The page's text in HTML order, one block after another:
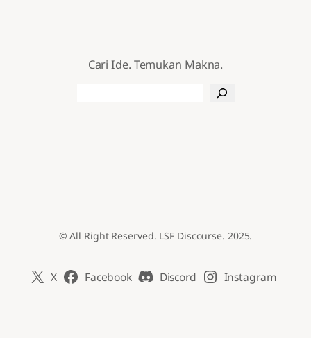
Cari Ide. Temukan Makna.
© All Right Reserved. LSF Discourse. 2025.
X Facebook Discord Instagram